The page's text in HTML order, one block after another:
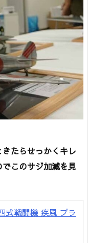
たらせっかくキレ
このサジ加減を見
式戦闘機 疾風 プラ